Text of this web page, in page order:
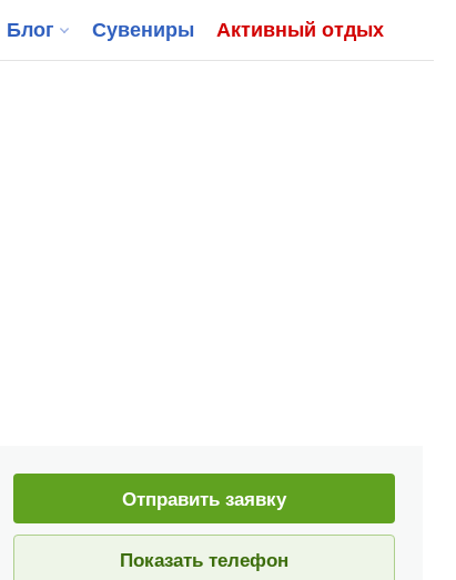
Блог Сувениры Активный отдых
Отправить заявку
Показать телефон